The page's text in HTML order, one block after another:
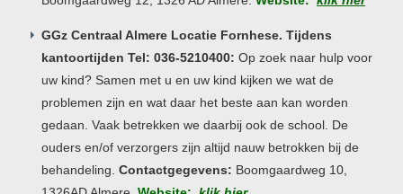
GGz Centraal Almere Locatie Fornhese. Tijdens
kantoortijden Tel: 036-5210400: Op zoek naar hulp voor
uw kind? Samen met u en uw kind kijken we wat de
problemen zijn en wat daar het beste aan kan worden
gedaan. Vaak betrekken we daarbij ook de school. De
ouders en/of verzorgers zijn altijd nauw betrokken bij de
behandeling. Contactgegevens: Boomgaardweg 10,